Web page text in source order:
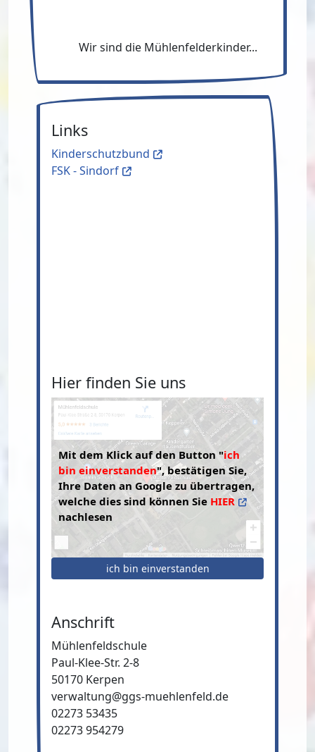
Wir sind die Mühlenfelderkinder...
Links
Kinderschutzbund
FSK - Sindorf
Hier finden Sie uns
Mit dem Klick auf den Button "ich
bin einverstanden", bestätigen Sie,
Ihre Daten an Google zu übertragen,
welche dies sind können Sie HIER
nachlesen
ich bin einverstanden
Anschrift
Mühlenfeldschule
Paul-Klee-Str. 2-8
50170 Kerpen
verwaltung@ggs-muehlenfeld.de
02273 53435
02273 954279